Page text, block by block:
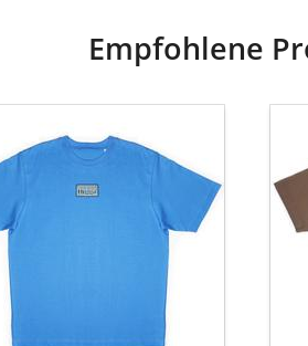
Empfohlene
T-
Shirt